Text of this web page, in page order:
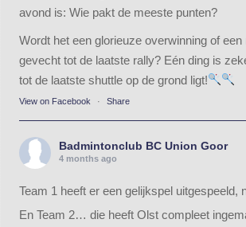
avond is: Wie pakt de meeste punten?
Wordt het een glorieuze overwinning of een
gevecht tot de laatste rally? Eén ding is
tot de laatste shuttle op de grond ligt!
View on Facebook · Share
Badmintonclub BC Union Goor
4 months ago
Team 1 heeft er een gelijkspel uitgespeeld,
En Team 2… die heeft Olst compleet